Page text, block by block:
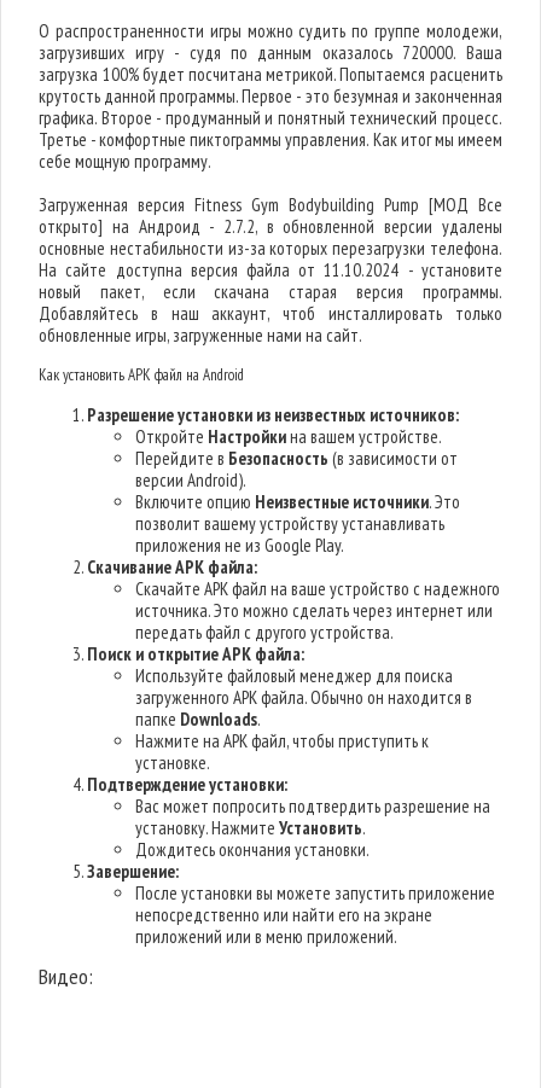
О распространенности игры можно судить по группе молодежи,
загрузивших игру - судя по данным оказалось 720000. Ваша
загрузка 100% будет посчитана метрикой. Попытаемся расценить
крутость данной программы. Первое - это безумная и законченная
графика. Второе - продуманный и понятный технический процесс.
Третье - комфортные пиктограммы управления. Как итог мы имеем
себе мощную программу.
Загруженная версия Fitness Gym Bodybuilding Pump [МОД Все
открыто] на Андроид - 2.7.2, в обновленной версии удалены
основные нестабильности из-за которых перезагрузки телефона.
На сайте доступна версия файла от 11.10.2024 - установите
новый пакет, если скачана старая версия программы.
Добавляйтесь в наш аккаунт, чтоб инсталлировать только
обновленные игры, загруженные нами на сайт.
Как установить APK файл на Android
Разрешение установки из неизвестных источников:
Откройте Настройкина вашем устройстве.
Перейдите в Безопасность (в зависимости от
версии Android).
Включите опцию Неизвестные источники. Это
позволит вашему устройству устанавливать
приложения не из Google Play.
Скачивание APK файла:
Скачайте APK файл на ваше устройство с надежного
источника. Это можно сделать через интернет или
передать файл с другого устройства.
Поиск и открытие APK файла:
Используйте файловый менеджер для поиска
загруженного APK файла. Обычно он находится в
папке Downloads.
Нажмите на APK файл, чтобы приступить к
установке.
Подтверждение установки:
Вас может попросить подтвердить разрешение на
установку. НажмитеУстановить.
Дождитесь окончания установки.
Завершение:
После установки вы можете запустить приложение
непосредственно или найти его на экране
приложений или в меню приложений.
Видео: